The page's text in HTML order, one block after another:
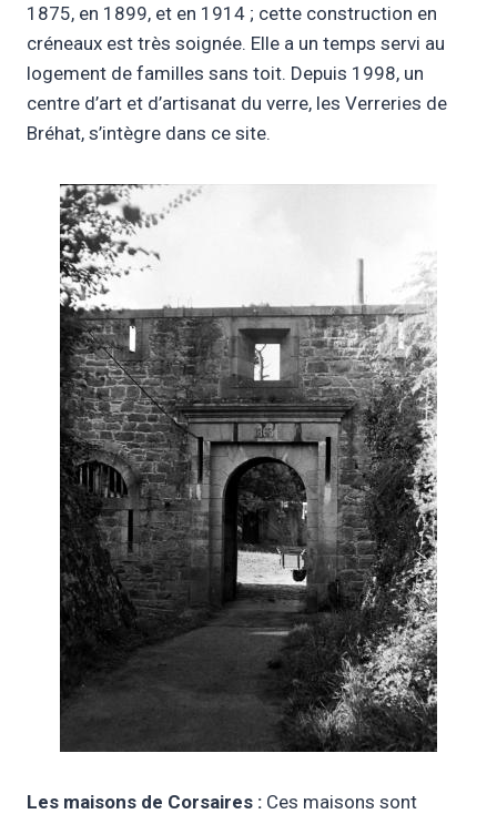
1875, en 1899, et en 1914 ; cette construction en
créneaux est très soignée. Elle a un temps servi au
logement de familles sans toit. Depuis 1998, un
centre d’art et d’artisanat du verre, les Verreries de
Bréhat, s’intègre dans ce site.
Les maisons de Corsaires : Ces maisons sont